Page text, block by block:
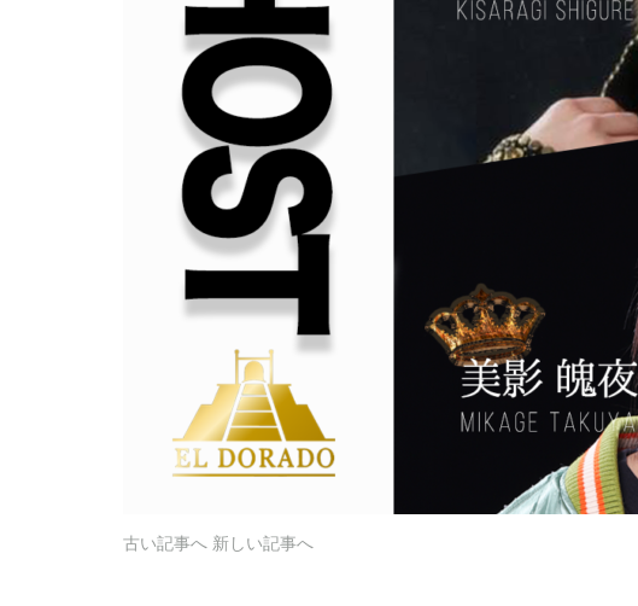
古い記事へ 新しい記事へ